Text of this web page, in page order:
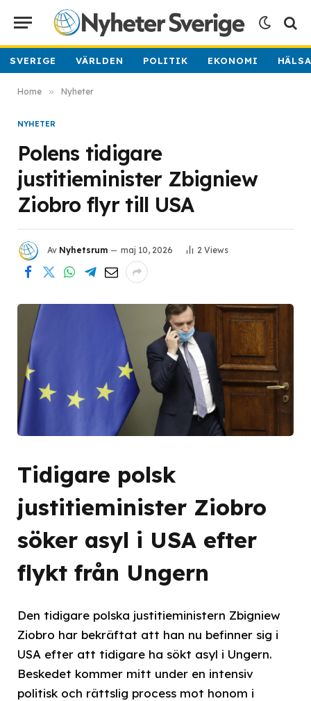
SVERIGE VÄRLDEN POLITIK EKONOMI
Home » Nyheter
NYHETER
Polens tidigare
justitieminister Zbigniew
Ziobro flyr till USA
Av Nyhetsrum maj 10, 2026 2 Views
Tidigare polsk
justitieminister Ziobro
söker asyl i USA efter
flykt från Ungern
Den tidigare polska justitieministern Zbigniew
Ziobro har bekräftat att han nu befinner sig i
USA efter att tidigare ha sökt asyl i Ungern.
Beskedet kommer mitt under en intensiv
politisk och rättslig process mot honom i